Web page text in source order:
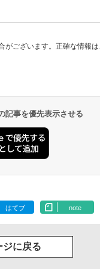
ございます。正確な情報
記事を優先表示させる
はてブ note
ジに戻る